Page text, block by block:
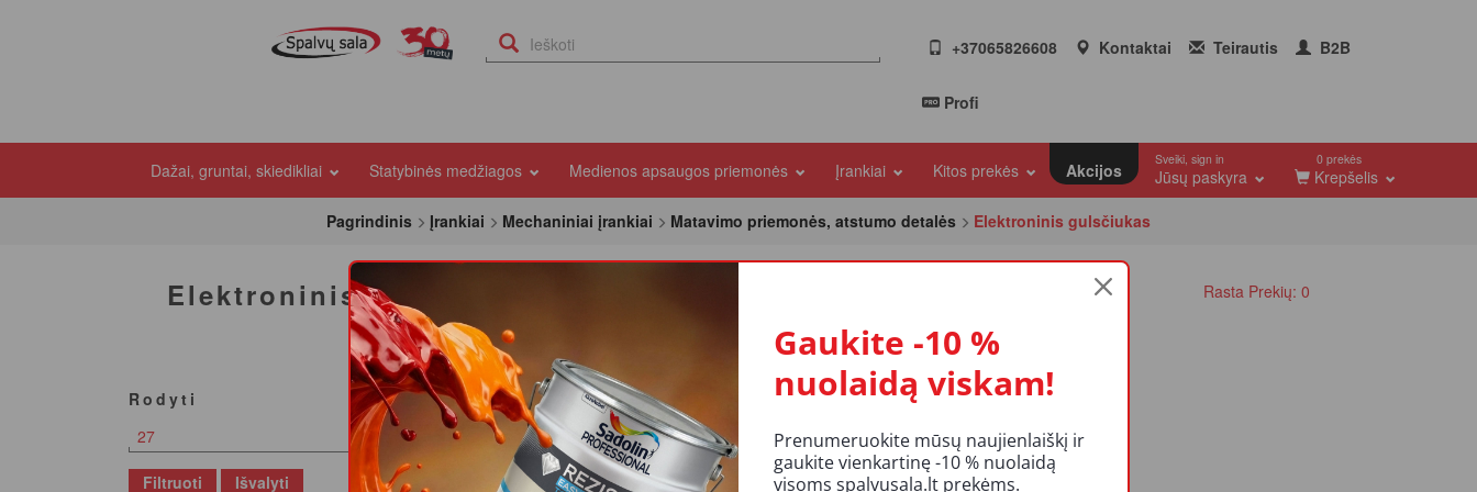
+37065826608 Kontaktai Teirautis B2B
Profi
Dažai, gruntai, skiedikliai Statybinės medžiagos Medienos apsaugos priemonės Įrankiai Kitos prekės Akcijos
Sveiki, sign in
Jūsų paskyra
0 prekės
Krepšelis
Pagrindinis
Įrankiai Mechaniniai įrankiai Matavimo priemonės, atstumo detalės Elektroninis gulsčiukas
Elektroninis gulsčiukas Rasta Prekių: 0
Rodyti
27
Filtruoti Išvalyti
Nėra rezultatų
Gaukite -10 %
nuolaidą viskam!
Prenumeruokite mūsų naujienlaiškį ir
gaukite vienkartinę -10 % nuolaidą
visoms spalvusala.lt prekėms.